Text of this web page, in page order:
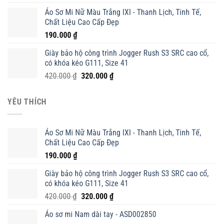
Áo Sơ Mi Nữ Màu Trắng IXI - Thanh Lịch, Tinh Tế,
Chất Liệu Cao Cấp Đẹp
190.000 ₫
Giày bảo hộ công trình Jogger Rush S3 SRC cao cổ,
có khóa kéo G111, Size 41
420.000₫ Giá
320.000 ₫Giá
YÊU THÍCH
Áo Sơ Mi Nữ Màu Trắng IXI - Thanh Lịch, Tinh Tế,
Chất Liệu Cao Cấp Đẹp
190.000 ₫
Giày bảo hộ công trình Jogger Rush S3 SRC cao cổ,
có khóa kéo G111, Size 41
420.000₫ Giá
là:
320.000 ₫Giá
tại
Áo sơ mi Nam dài tay - ASD002850